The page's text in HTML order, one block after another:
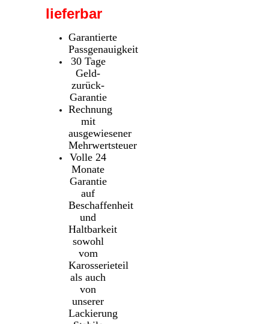
lieferbar
Garantierte
Passgenauigkeit
30 Tage
Geld-
zurück-
Garantie
Rechnung
mit
ausgewiesener
Mehrwertsteuer
Volle 24
Monate
Garantie
auf
Beschaffenheit
und
Haltbarkeit
sowohl
vom
Karosserieteil
als auch
von
unserer
Lackierung